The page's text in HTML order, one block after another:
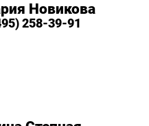
Новикова
258-39-91